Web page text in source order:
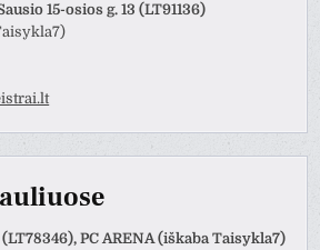
15-osios g. 13 (LT91136)
PC ARENA (iškaba Taisykla7)